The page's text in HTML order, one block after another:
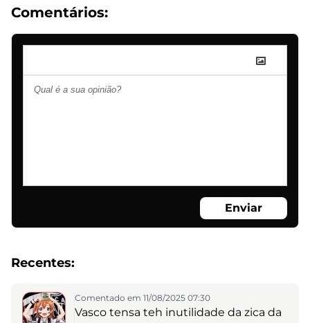
Comentários:
Enviar
Recentes:
Comentado em 11/08/2025 07:30
Vasco tensa teh inutilidade da zica da